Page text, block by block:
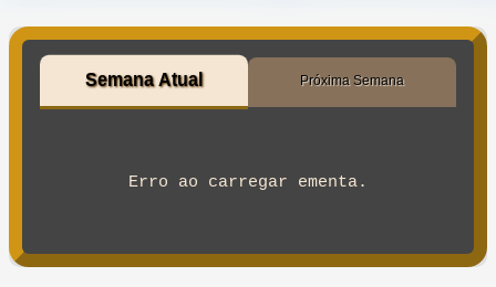
Semana Atual Próxima Semana
Erro ao carregar ementa.